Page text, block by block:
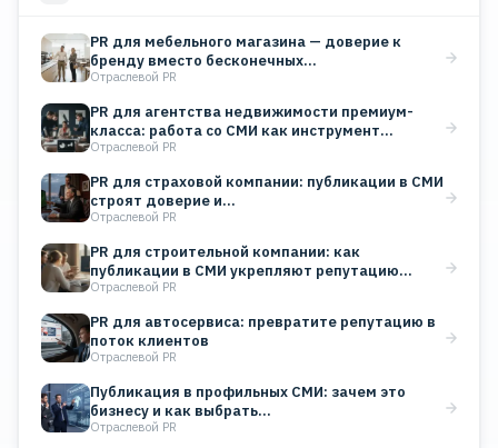
PR для мебельного магазина — доверие к
бренду вместо бесконечных…
Отраслевой PR
PR для агентства недвижимости премиум-
класса: работа со СМИ как инструмент…
Отраслевой PR
PR для страховой компании: публикации в СМИ
строят доверие и…
Отраслевой PR
PR для строительной компании: как
публикации в СМИ укрепляют репутацию…
Отраслевой PR
PR для автосервиса: превратите репутацию в
поток клиентов
Отраслевой PR
Публикация в профильных СМИ: зачем это
бизнесу и как выбрать…
Отраслевой PR